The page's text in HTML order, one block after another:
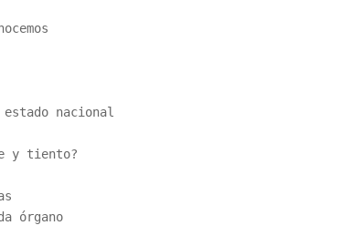
estado nacional
y tiento?
órgano